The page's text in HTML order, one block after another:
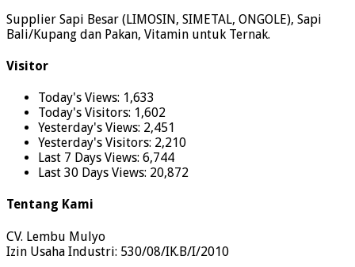
Supplier Sapi Besar (LIMOSIN, SIMETAL, ONGOLE), Sapi
Bali/Kupang dan Pakan, Vitamin untuk Ternak.
Visitor
Today's Views: 1,633
Today's Visitors: 1,602
Yesterday's Views: 2,451
Yesterday's Visitors: 2,210
Last 7 Days Views: 6,744
Last 30 Days Views: 20,872
Tentang Kami
CV. Lembu Mulyo
Izin Usaha Industri: 530/08/IK.B/I/2010